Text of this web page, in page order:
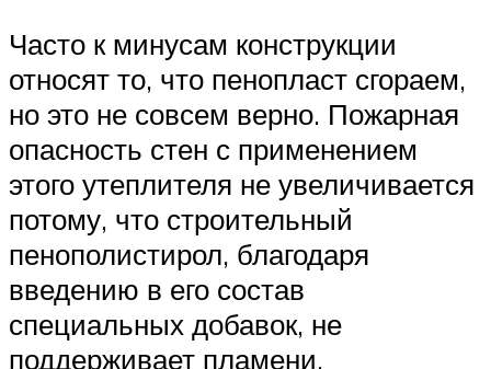
Часто к минусам конструкции
относят то, что пенопласт сгораем,
но это не совсем верно. Пожарная
опасность стен с применением
этого утеплителя не увеличивается
потому, что строительный
пенополистирол, благодаря
введению в его состав
специальных добавок, не
поддерживает пламени.